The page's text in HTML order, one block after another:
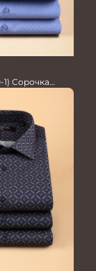
1) Сорочка
TRENDY